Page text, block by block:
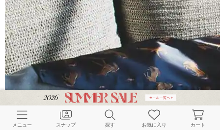
メニュー スナップ 探す お気に入り カート